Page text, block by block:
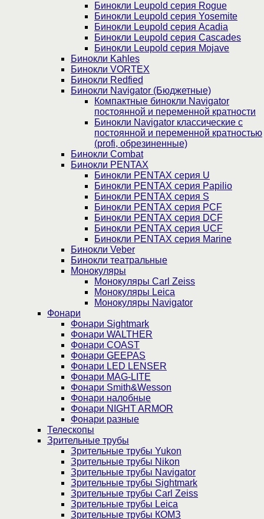
Бинокли Leupold серия Rogue
Бинокли Leupold серия Yosemite
Бинокли Leupold серия Acadia
Бинокли Leupold серия Cascades
Бинокли Leupold серия Mojave
Бинокли Kahles
Бинокли VORTEX
Бинокли Redfied
Бинокли Navigator (Бюджетные)
Компактные бинокли Navigator
постоянной и переменной кратности
Бинокли Navigator классические с
постоянной и переменной кратностью
(profi, обрезиненные)
Бинокли Combat
Бинокли PENTAX
Бинокли PENTAX серия U
Бинокли PENTAX серия Papilio
Бинокли PENTAX серия S
Бинокли PENTAX серия PCF
Бинокли PENTAX серия DCF
Бинокли PENTAX серия UCF
Бинокли PENTAX серия Marine
Бинокли Veber
Бинокли театральные
Монокуляры
Монокуляры Carl Zeiss
Монокуляры Leica
Монокуляры Navigator
Фонари
Фонари Sightmark
Фонари WALTHER
Фонари COAST
Фонари GEEPAS
Фонари LED LENSER
Фонари MAG-LITE
Фонари Smith&Wesson
Фонари налобные
Фонари NIGHT ARMOR
Фонари разные
Телескопы
Зрительные трубы
Зрительные трубы Yukon
Зрительные трубы Nikon
Зрительные трубы Navigator
Зрительные трубы Sightmark
Зрительные трубы Carl Zeiss
Зрительные трубы Leica
Зрительные трубы КОМЗ